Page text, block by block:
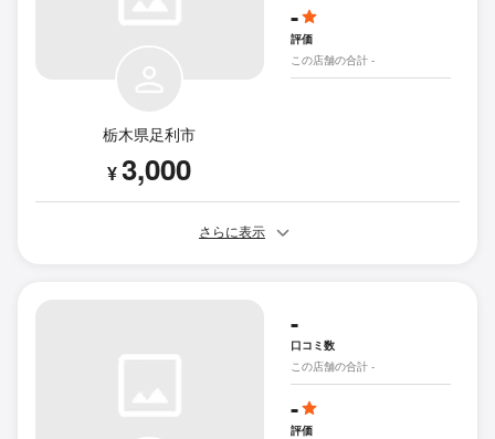
栃木県足利市
¥3,000
-
評価
この店舗の合計 -
さらに表示
-
口コミ数
この店舗の合計 -
-
評価